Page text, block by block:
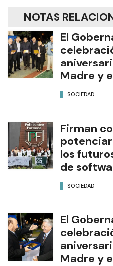
NOTAS
El
Madre y
SOCIEDAD
Firman
los
de
SOCIEDAD
El
Madre y